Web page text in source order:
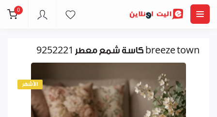
0
كاسة شمع معطر 9252221 breeze town
الأشهر